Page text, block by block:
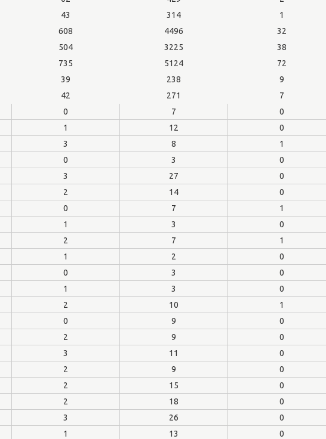
43 314
1
608 4496
32
504 3225
38
735 5124
72
39 238
9
42 271
7
0 7
0
1 12
0
3 8
1
0 3
0
3 27
0
2 14
0
0 7
1
1 3
0
2 7
1
1 2
0
0 3
0
1 3
0
2 10
1
0 9
0
2 9
0
3 11
0
2 9
0
2 15
0
2 18
0
3 26
0
1 13
0